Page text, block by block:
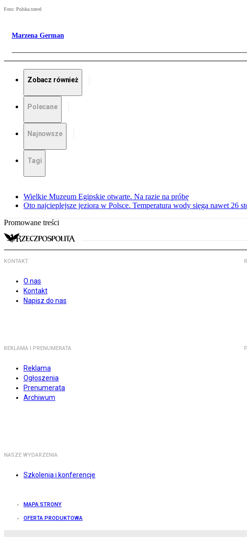
Foto: Polska.travel
Marzena German
Zobacz również
Polecane
Najnowsze
Tagi
Wielkie Muzeum Egipskie otwarte. Na razie na próbę
Oto najcieplejsze jeziora w Polsce. Temperatura wody sięga nawet 26
Promowane treści
KONTAKT
O nas
Kontakt
Napisz do nas
REKLAMA I PRENUMERATA
Reklama
Ogłoszenia
Prenumerata
Archiwum
NASZE WYDARZENIA
Szkolenia i konferencje
MAPA STRONY
OFERTA PRODUKTOWA